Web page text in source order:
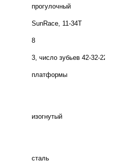
прогулочный
SunRace, 11-34T
8
3, число зубьев 42-32-22
платформы
изогнутый
сталь